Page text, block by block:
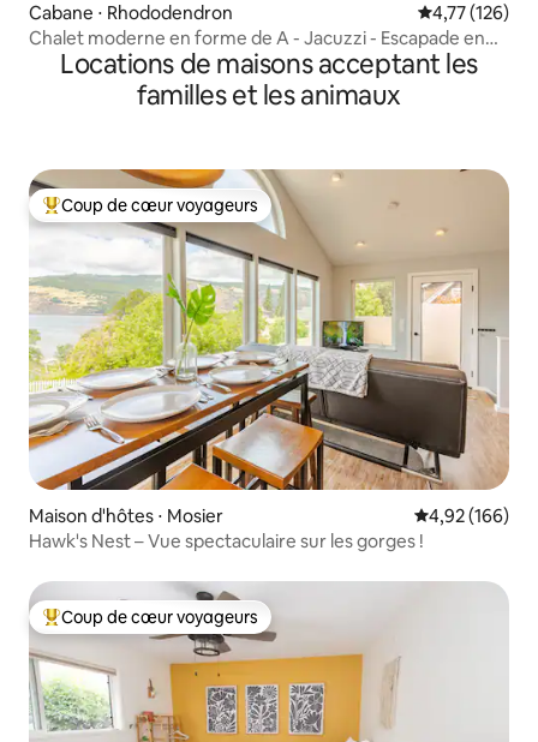
Cabane ⋅ Rhododendron Évaluation
4,77 (126)
Chalet moderne en forme de A - Jacuzzi - Escapade en
forêtLocations de maisons acceptant les
familles et les animaux
Coups de cœur voyageurs les plus appréciés
Coup de cœur voyageurs
Maison d'hôtes ⋅ Mosier Évaluation
4,92 (166)
Hawk's Nest – Vue spectaculaire sur les gorges !
Coups de cœur voyageurs les plus appréciés
Coup de cœur voyageurs